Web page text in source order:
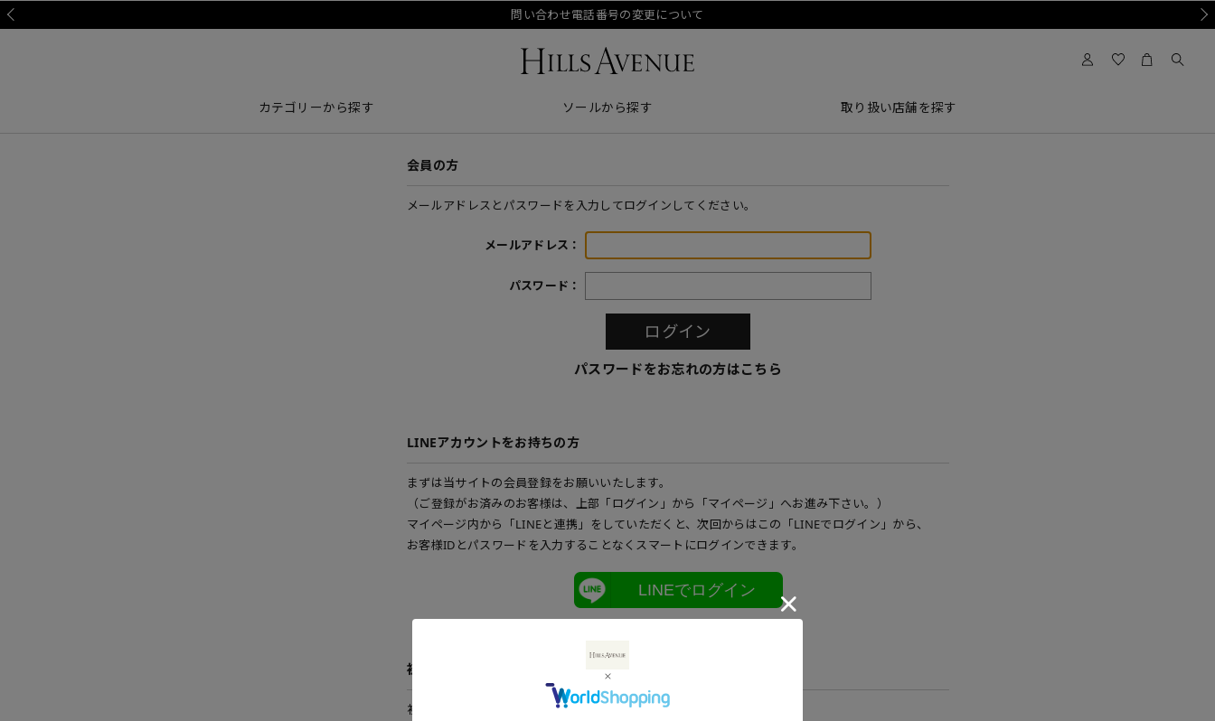
問い合わせ電話番号の変更について
カテゴリーから探す ソールから探す 取り扱い店舗を探す
会員の方
メールアドレスとパスワードを入力してログインしてください。
メールアドレス：
パスワード：
パスワードをお忘れの方はこちら
LINEアカウントをお持ちの方
まずは当サイトの会員登録をお願いいたします。
（ご登録がお済みのお客様は、上部「ログイン」から「マイページ」へお進み下さい。）
マイページ内から「LINEと連携」をしていただくと、次回からはこの「LINEでログイン」から、
お客様IDとパスワードを入力することなくスマートにログインできます。
LINEでログイン
初めてご利用の方
初めてご利用のお客様は、こちらから会員登録を行って下さい。